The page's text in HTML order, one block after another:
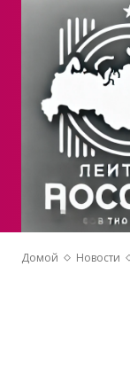
Домой Новости